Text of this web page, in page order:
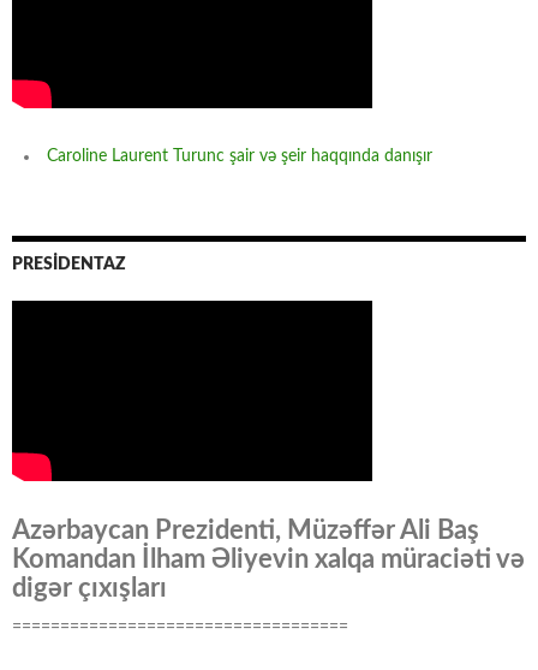
Caroline Laurent Turunc şair və şeir haqqında danışır
PRESİDENTAZ
Azərbaycan Prezidenti, Müzəffər Ali Baş
Komandan İlham Əliyevin xalqa müraciəti və
digər çıxışları
===================================